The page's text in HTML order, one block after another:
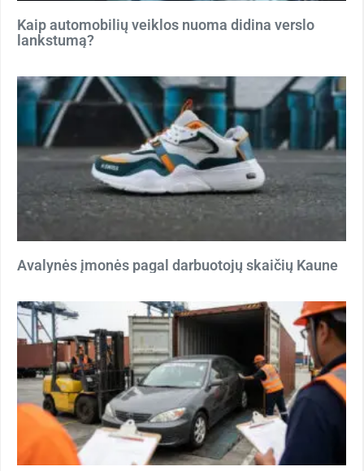
Kaip automobilių veiklos nuoma didina verslo
lankstumą?
Avalynės įmonės pagal darbuotojų skaičių Kaune